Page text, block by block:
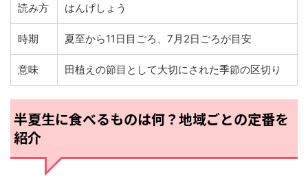
読み方 はんげしょう
時期 夏至から11日目ごろ、7月2日ごろが目安
意味 田植えの節目として大切にされた季節の区切り
半夏生に食べるものは何？地域ごとの定番を
紹介